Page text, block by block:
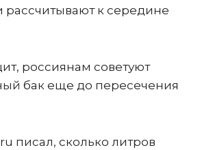
рассчитывают к середине
россиянам советуют
бак еще до пересечения
писал, сколько литров